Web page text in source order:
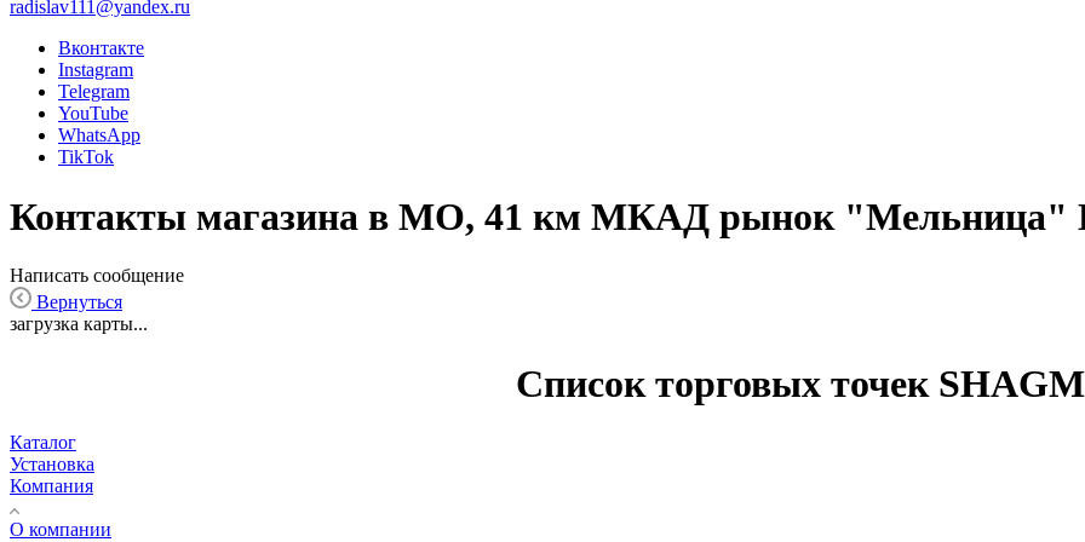
radislav111@yandex.ru
Вконтакте
Instagram
Telegram
YouTube
WhatsApp
TikTok
Контакты магазина в МО, 41 км МКАД рынок "Мельница"
Написать сообщение
Вернуться
загрузка карты...
Список торговых точек
Каталог
Установка
Компания
О компании